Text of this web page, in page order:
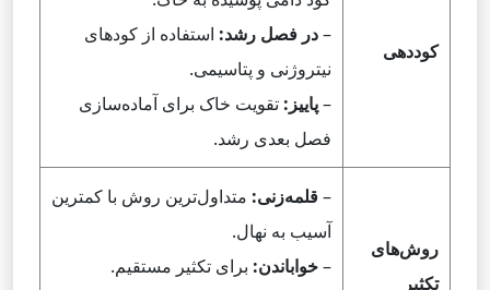
کوددهی
–در فصل رشد: استفاده از کودهای
نیتروژنی و پتاسیمی.
–پاییز: تقویت خاک برای آماده‌سازی
فصل بعدی رشد.
روش‌های
تکثیر
–قلمه‌زنی: متداول‌ترین روش با کمترین
آسیب به نهال.
–خواباندن: برای تکثیر مستقیم.